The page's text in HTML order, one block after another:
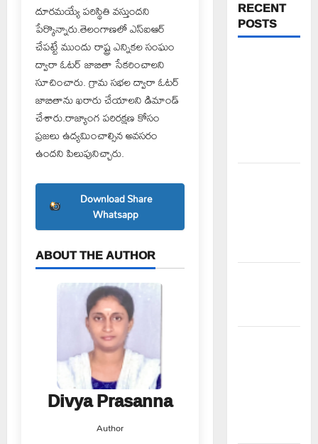
దూరమయ్యే పరిస్థితి వస్తుందని
పేర్కొన్నారు.తెలంగాణలో ఎస్ఐఆర్
చేపట్టే ముందు రాష్ట్ర ఎన్నికల సంఘం
ద్వారా ఓటర్ జాబితా సేకరించాలని
సూచించారు. గ్రామ సభల ద్వారా ఓటర్
జాబితాను ఖరారు చేయాలని డిమాండ్
చేశారు.రాజ్యాంగ పరిరక్షణ కోసం
ప్రజలు ఉద్యమించాల్సిన అవసరం
ఉందని పిలుపునిచ్చారు.
Download Share
Whatsapp
ABOUT THE AUTHOR
Divya Prasanna
Author
RECENT
POSTS